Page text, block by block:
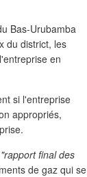
Bas-Urubamba
du district, les
en
si l'entreprise
appropriés,
"rapport final des
de gaz qui se